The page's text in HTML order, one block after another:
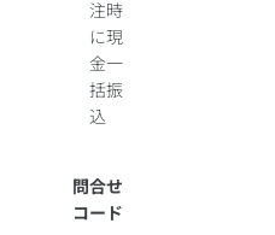
注時
に現
金一
括振
込
問合せ
コード